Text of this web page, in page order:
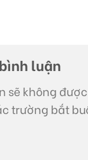
luận
sẽ không
trường bắt